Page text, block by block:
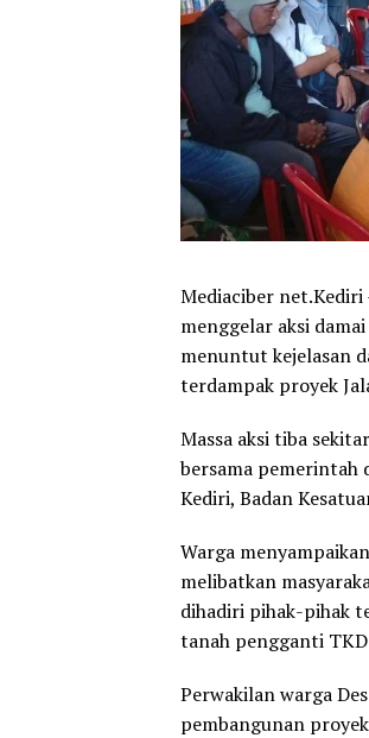
Mediaciber net.Kediri
menggelar aksi
menuntut kejelasan
terdampak proyek
Massa aksi tiba
bersama pemerintah
Kediri, Badan
Warga
melibatkan
dihadiri pihak-pihak
tanah pengganti
Perwakilan warga
pembangunan